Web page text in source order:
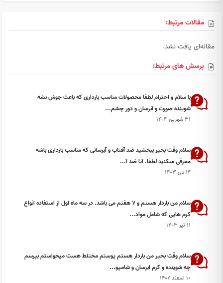
مقالات مرتبط:
مقاله‌ای یافت نشد.
پرسش های مرتبط:
با سلام و احترام لطفا محصولات مناسب بارداری که باعث جوش نشه
شوینده صورت و آبرسان و دور چشم...
۳۱ شهریور ۱۴۰۴
سلام وقت بخیر ببخشید ضد آفتاب و آبرسانی که مناسب بارداری باشه
معرفی میکنید لطفا. آیا ضد آ...
۱۴ دی ۱۴۰۳
سلام من باردار هستم و 7 هفتم می باشد. در سه ماه اول از استفاده انواع
کرم هایی که شامل مواد...
۱۱ تیر ۱۴۰۳
سلام وقت بخیر من باردار هستم پوستم مختلط هست میخواستم بپرسم
چه شوینده و کرم ابرسان و شامپو...
۱۰ اسفند ۱۴۰۲